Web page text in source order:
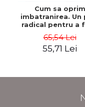
Cum sa oprim
imbatranirea. Un
radical pentru a
imbatranire. Editia
Jean Carper
65,54 Lei
55,71 Lei